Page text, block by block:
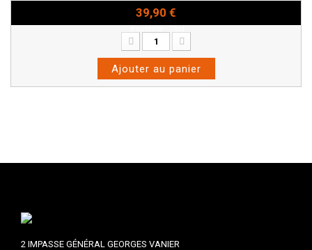
39,90 €
Ajouter au panier
2 IMPASSE GÉNÉRAL GEORGES VANIER